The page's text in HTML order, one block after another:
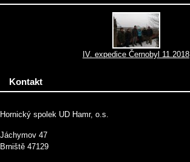
IV. expedice Černobyl 11.2018
Kontakt
Hornický spolek UD Hamr, o.s.
Jáchymov 47
Brniště 47129